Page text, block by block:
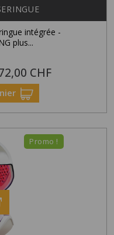
intégrée -
plus...
CHF
Promo !